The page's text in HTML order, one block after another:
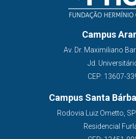
Campus
Av. Dr. Maximiliano
Jd.
CEP: 13607-
Campus Santa
Rodovia Luiz Ometto,
Residencial